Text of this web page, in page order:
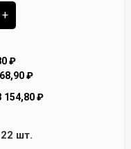
+
₽
₽
154,80₽
22 шт.